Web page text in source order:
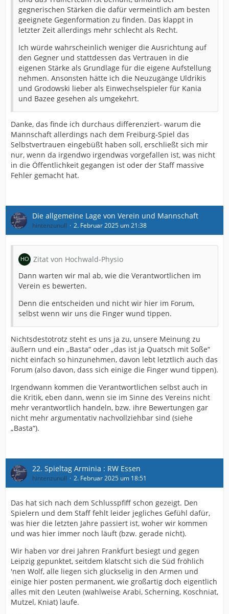
gegnerischen Stärken die dafür vermeintlich am besten
geeignete Gegenformation zu finden. Das klappt in
letzter Zeit allerdings mehr schlecht als Recht.
Ich würde wahrscheinlich weniger die Ausrichtung auf
den Gegner und stattdessen das Vertrauen in die
eigenen Stärke als Grundlage für die eigene Aufstellung
nehmen. Ansonsten hätte ich die Neuzugänge Uldrikis
und Grodowski lieber als Einwechselspieler für Kania
und Bazee gesehen als umgekehrt.
Danke, das finde ich durchaus differenziert- warum die
Mannschaft allerdings nach dem Freiburg-Spiel das
Selbstvertrauen eingebüßt haben soll, erschließt sich mir
nur, wenn da irgendwo irgendwas vorgefallen ist, was nicht
in die Öffentlichkeit gegangen ist oder der Staff massive
Fehler gemacht hat.
Die allgemeine Lage von Verein und Mannschaft
hintenzunull 2. Februar 2025 um 21:38
Zitat von Hochwald-Physio
Dann warten wir mal ab, wie die Verantwortlichen im
Verein es bewerten.
Denn die entscheiden und nicht wir hier im Forum,
selbst wenn wir uns die Finger wund tippen.
Nichtsdestotrotz steht es uns ja zu, unsere Meinung zu
äußern und ein „Basta“ oder „das ist ja Quatsch mit Soße“
nicht einfach so hinzunehmen, davon lebt letztlich auch das
Forum (also davon, dass sich einige die Finger wund tippen).
Irgendwann kommen die Verantwortlichen selbst auch in
die Kritik, eben dann, wenn sie im Sinne des Vereins nicht
mehr verantwortlich handeln, bzw. ihre Bewertungen gar
nicht mehr argumentativ nachvollziehbar sind (siehe
„Basta“).
22. Spieltag Arminia : RW Essen
hintenzunull 2. Februar 2025 um 18:51
Das hat sich nach dem Schlusspfiff schon gezeigt. Den
Spielern und dem Staff fehlt leider jegliches Gefühl dafür,
was hier die letzten Jahre passiert ist, woher wir kommen
und was hier immer noch läuft (bzw. gerade nicht).
Wir haben vor drei Jahren Frankfurt besiegt und gegen
Leipzig gepunktet, seitdem klatscht sich die Süd fröhlich
'nen Wolf, alle liegen sich glückselig in den Armen und
einige hier posten permanent, wie großartig doch eigentlich
alles mit den Leuten (wahlweise Arabi, Scherning, Koschniat,
Mutzel, Kniat) laufe.